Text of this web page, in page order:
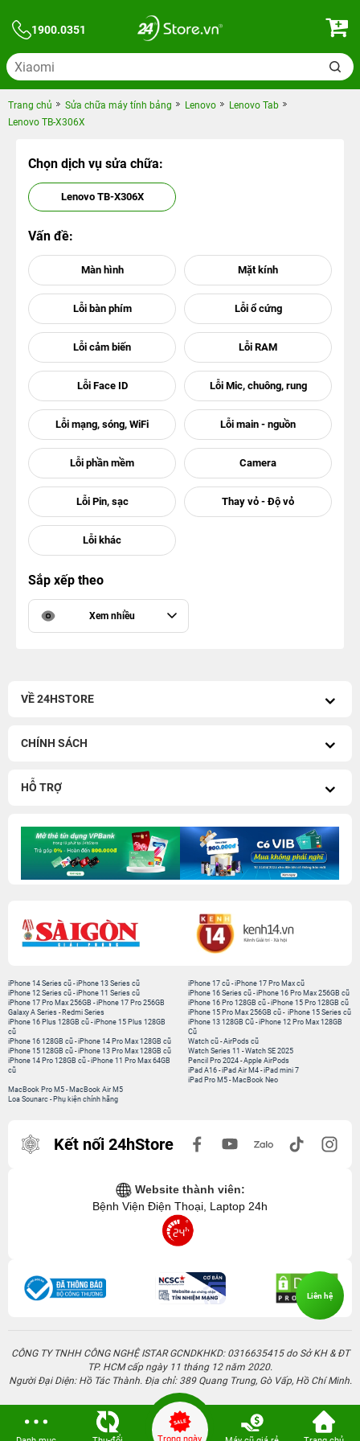
1900.0351
Trang chủ Sửa chữa máy tính bảng Lenovo
Lenovo Tab
Lenovo TB-X306X
Chọn dịch vụ sửa chữa:
Lenovo TB-X306X
Vấn đề:
Sắp xếp theo
Xem nhiều
VỀ 24HSTORE
CHÍNH SÁCH
HỖ TRỢ
iPhone 14 Series cũ -iPhone 13 Series cũ
iPhone 12 Series cũ -iPhone 11 Series cũ
iPhone 17 Pro Max 256GB -iPhone 17 Pro 256GB
Galaxy A Series - Redmi Series
iPhone 17 cũ -iPhone 17 Pro Max cũ
iPhone 16 Series cũ - iPhone 16 Pro Max 256GB cũ
iPhone 16 Pro 128GB cũ -iPhone 15 Pro 128GB cũ
iPhone 15 Pro Max 256GB cũ - iPhone 15 Series cũ
iPhone 16 Plus 128GB cũ -iPhone 15 Plus 128GB
cũ
iPhone 16 128GB cũ -iPhone 14 Pro Max 128GB cũ
iPhone 15 128GB cũ -iPhone 13 Pro Max 128GB cũ
iPhone 14 Pro 128GB cũ -iPhone 11 Pro Max 64GB
cũ
iPhone 13 128GB Cũ -iPhone 12 Pro Max 128GB
Cũ
Watch cũ -AirPods cũ
Watch Series 11 -Watch SE 2025
Pencil Pro 2024 -Apple AirPods
iPad A16 -iPad Air M4 -iPad mini 7
iPad Pro M5 - MacBook Neo
MacBook Pro M5 - MacBook Air M5
Loa Sounarc - Phụ kiện chính hãng
Kết nối 24hStore
Website thành viên:
Bệnh Viện Điện Thoại, Laptop 24h
CÔNG TY TNHH CÔNG NGHỆ ISTAR GCNDKHKD: 0316635415 do Sở KH & ĐT
TP. HCM cấp ngày 11 tháng 12 năm 2020.
Người Đại Diện: Hồ Tác Thành. Địa chỉ: 389 Quang Trung, Gò Vấp, Hồ Chí Minh.
Liên hệ